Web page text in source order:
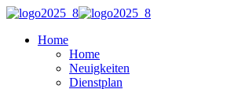
Home
Home
Neuigkeiten
Dienstplan